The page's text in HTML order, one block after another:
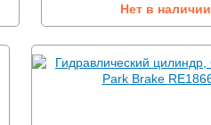
Нет в наличии